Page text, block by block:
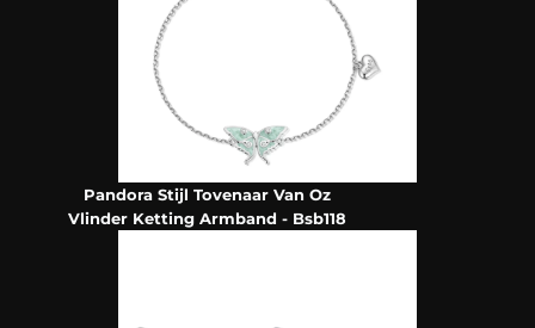
Pandora Stijl Tovenaar Van Oz
Vlinder Ketting Armband - Bsb118